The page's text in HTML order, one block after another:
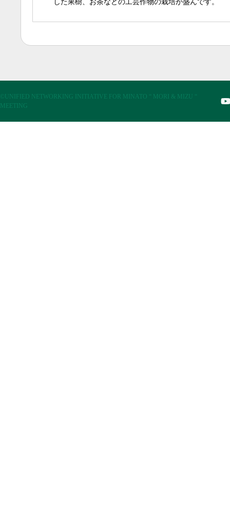
©UNIFIED NETWORKING INITIATIVE FOR MINATO “ MORI & MIZU “
MEETING